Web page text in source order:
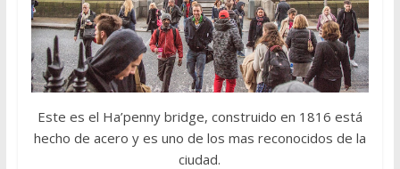
Este es el Ha’penny bridge, construido en 1816 está
hecho de acero y es uno de los mas reconocidos de la
ciudad.